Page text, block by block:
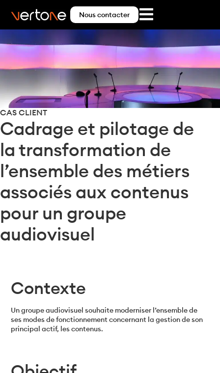
Nous contacter
CAS CLIENT
Cadrage et pilotage de
la transformation de
l’ensemble des métiers
associés aux contenus
pour un groupe
audiovisuel
Contexte
Un groupe audiovisuel souhaite moderniser l’ensemble de
ses modes de fonctionnement concernant la gestion de son
principal actif, les contenus.